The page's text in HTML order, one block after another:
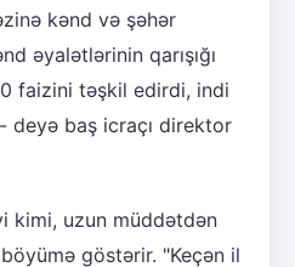
kənd və şəhər
əyalətlərinin qarışığı
faizini təşkil edirdi, indi
deyə baş icraçı direktor
kimi, uzun müddətdən
göstərir. "Keçən il